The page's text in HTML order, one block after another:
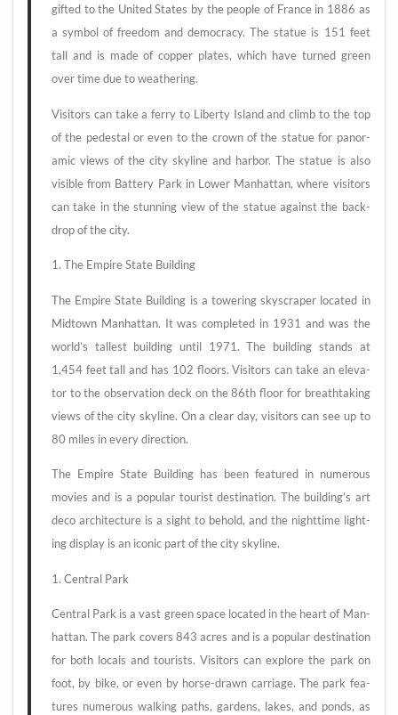
gifted to the United Sta­tes by the peo­p­le of France in 1886 as
a sym­bol of free­dom and demo­cra­cy. The sta­tue is 151 feet
tall and is made of cop­per pla­tes, which have tur­ned green
over time due to weathering.
Visi­tors can take a fer­ry to Liber­ty Island and climb to the top
of the pedes­tal or even to the crown of the sta­tue for pan­o­r­
amic views of the city sky­line and har­bor. The sta­tue is also
visi­ble from Bat­tery Park in Lower Man­hat­tan, whe­re visi­tors
can take in the stun­ning view of the sta­tue against the back­
drop of the city.
1. The Empire Sta­te Building
The Empire Sta­te Buil­ding is a towe­ring sky­scra­per loca­ted in
Mid­town Man­hat­tan. It was com­ple­ted in 1931 and was the
world’s tal­lest buil­ding until 1971. The buil­ding stands at
1,454 feet tall and has 102 flo­ors. Visi­tors can take an ele­va­
tor to the obser­va­ti­on deck on the 86th flo­or for breath­ta­king
views of the city sky­line. On a clear day, visi­tors can see up to
80 miles in every direction.
The Empire Sta­te Buil­ding has been fea­tured in num­e­rous
movies and is a popu­lar tou­rist desti­na­ti­on. The building’s art
deco archi­tec­tu­re is a sight to behold, and the night­ti­me light­
ing dis­play is an ico­nic part of the city skyline.
1. Cen­tral Park
Cen­tral Park is a vast green space loca­ted in the heart of Man­
hat­tan. The park covers 843 acres and is a popu­lar desti­na­ti­on
for both locals and tou­rists. Visi­tors can explo­re the park on
foot, by bike, or even by hor­se-drawn car­ria­ge. The park fea­
tures num­e­rous wal­king paths, gar­dens, lakes, and ponds, as